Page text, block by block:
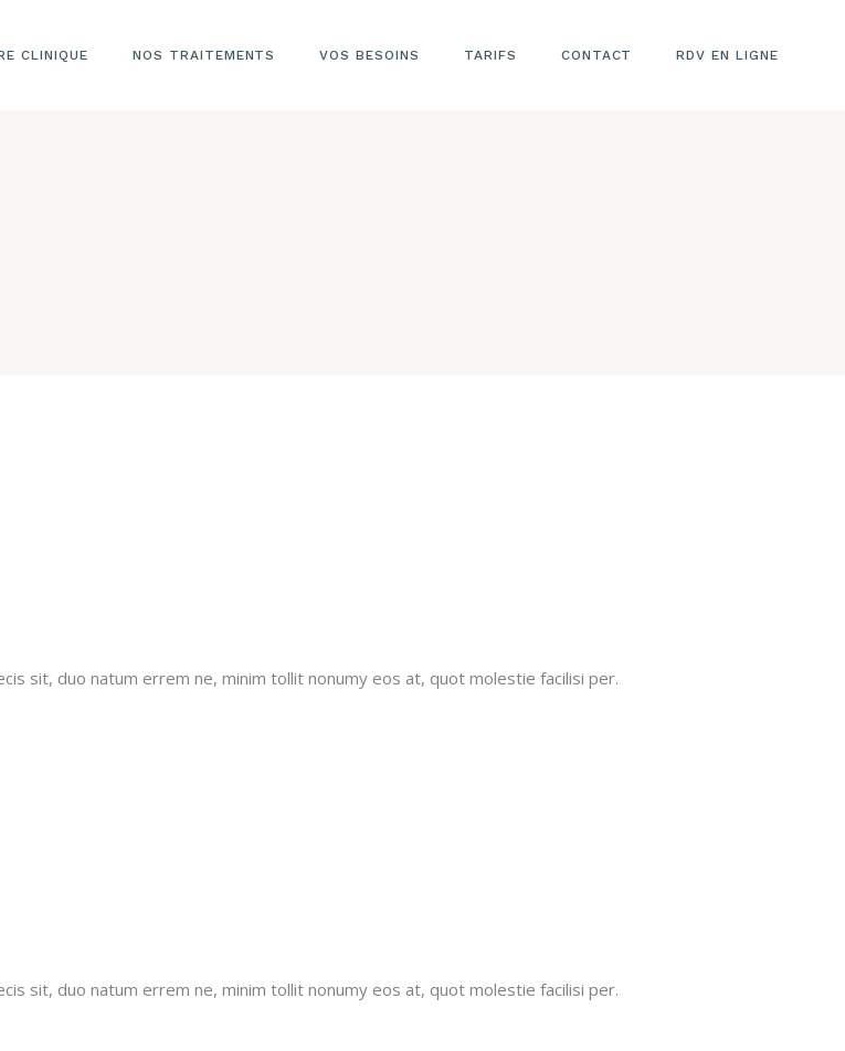
CLINIQUE NOS TRAITEMENTS VOS BESOINS TARIFS CONTACT RDV EN LIGNE
sit, duo natum errem ne, minim tollit nonumy eos at, quot molestie facilisi per.
sit, duo natum errem ne, minim tollit nonumy eos at, quot molestie facilisi per.